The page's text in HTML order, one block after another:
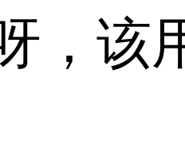
，该